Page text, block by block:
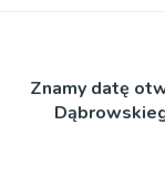
Znamy datę